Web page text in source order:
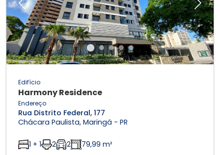
Previous Next
Edifício
Harmony Residence
Endereço
Rua Distrito Federal, 177
Chácara Paulista, Maringá - PR
1 + 1 2 2 79,99 m²